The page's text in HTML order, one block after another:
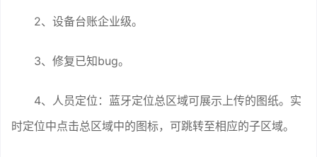
2、设备台账企业级。
3、修复已知bug。
4、人员定位：蓝牙定位总区域可展示上传的图纸。实
时定位中点击总区域中的图标，可跳转至相应的子区域。